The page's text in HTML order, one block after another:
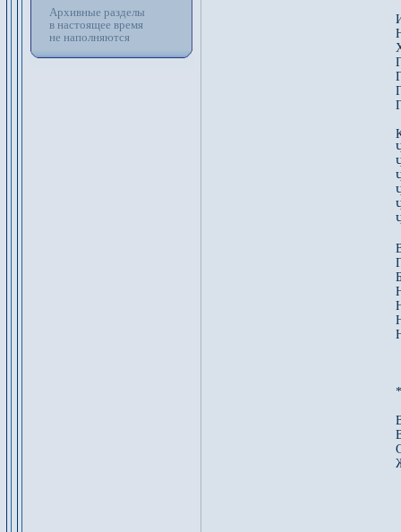
Архивные разделы
в настоящее время
не наполняются